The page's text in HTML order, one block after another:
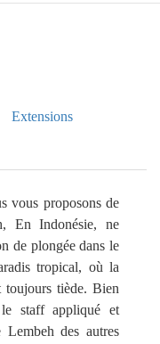
Extensions
vous proposons de
En Indonésie, ne
de plongée dans le
tropical, où la
toujours tiède. Bien
staff appliqué et
des autres